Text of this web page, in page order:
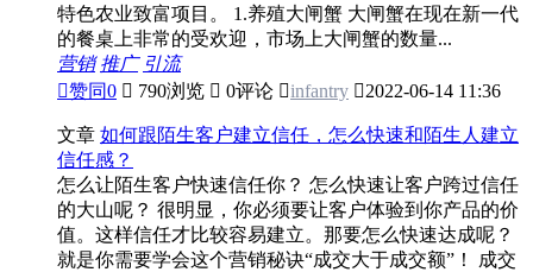
特色农业致富项目。 1.养殖大闸蟹 大闸蟹在现在新一代
的餐桌上非常的受欢迎，市场上大闸蟹的数量...
营销 推广 引流
赞同0  790浏览  0评论 infantry 2022-06-14 11:36
文章 如何跟陌生客户建立信任，怎么快速和陌生人建立
信任感？
怎么让陌生客户快速信任你？ 怎么快速让客户跨过信任
的大山呢？ 很明显，你必须要让客户体验到你产品的价
值。这样信任才比较容易建立。那要怎么快速达成呢？
就是你需要学会这个营销秘诀“成交大于成交额”！ 成交